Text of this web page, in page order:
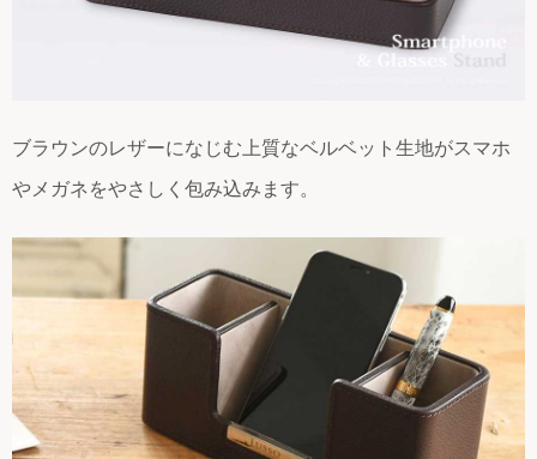
ブラウンのレザーになじむ上質なベルベット生地がスマホ
やメガネをやさしく包み込みます。